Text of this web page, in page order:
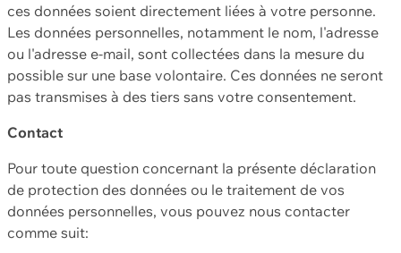
ces données soient directement liées à votre personne.
Les données personnelles, notamment le nom, l'adresse
ou l'adresse e-mail, sont collectées dans la mesure du
possible sur une base volontaire. Ces données ne seront
pas transmises à des tiers sans votre consentement.
Contact
Pour toute question concernant la présente déclaration
de protection des données ou le traitement de vos
données personnelles, vous pouvez nous contacter
comme suit: